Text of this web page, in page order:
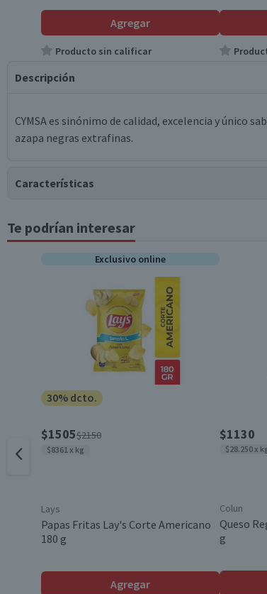
Agregar
Producto sin calificar
Descripción
CYMSA es sinónimo de calidad, excelencia y único
azapa negras extrafinas.
Características
Tipo de Producto
Te podrían interesar
Exclusivo online
30% dcto.
$1505$2150
$8361 x kg
Lays
Papas Fritas Lay's Corte Americano
180 g
Agregar
$1130
$28.250 x
Colun
Queso
g